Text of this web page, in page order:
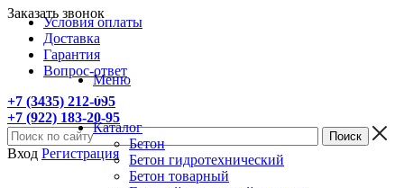
Условия оплаты
Доставка
Гарантия
Вопрос-ответ
+7 (3435) 212-095
+7 (922) 183-20-95
Заказать звонок
Вход Регистрация
Меню
Каталог
Бетон
Бетон гидротехнический
Бетон товарный